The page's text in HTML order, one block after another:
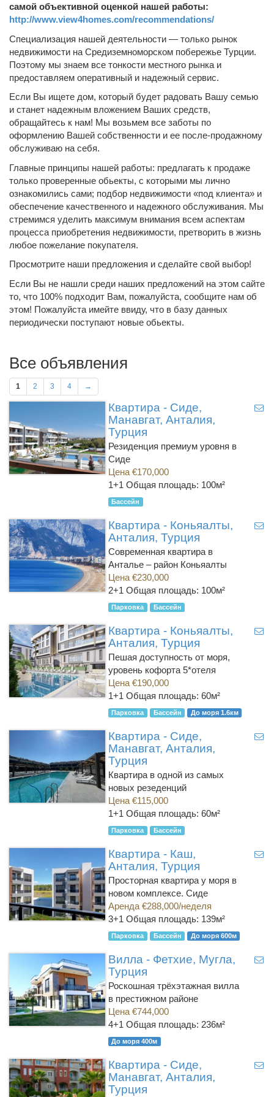
самой объективной оценкой нашей работы:
http://www.view4homes.com/recommendations/
Cпециализация нашей деятельности — только рынок
недвижимости на Средиземноморском побережье Турции.
Поэтому мы знаем все тонкости местного рынка и
предоставляем оперативный и надежный сервис.
Если Вы ищете дом, который будет радовать Вашу семью
и станет надежным вложением Ваших средств,
обращайтесь к нам! Мы возьмем все заботы по
оформлению Вашей собственности и ее после-продажному
обслуживаю на себя.
Главные принципы нашей работы: предлагать к продаже
только проверенные обьекты, с которыми мы лично
ознакомились сами; подбор недвижимости «под клиента» и
обеспечение качественного и надежного обслуживания. Мы
стремимся уделить максимум внимания всем аспектам
процесса приобретения недвижимости, претворить в жизнь
любое пожелание покупателя.
Просмотрите наши предложения и сделайте свой выбор!
Если Вы не нашли среди наших предложений на этом сайте
то, что 100% подходит Вам, пожалуйста, сообщите нам об
этом! Пожалуйста имейте ввиду, что в базу данных
периодически поступают новые обьекты.
Все объявления
1 2 3 4 →
Квартира - Сиде,
Манавгат, Анталия,
Турция
Резиденция премиум уровня в
Сиде
Цена €170,000
1+1 Общая площадь: 100м²
Бассейн
Квартира - Коньяалты,
Анталия, Турция
Современная квартира в
Анталье – район Коньяалты
Цена €230,000
2+1 Общая площадь: 100м²
Парковка Бассейн
Квартира - Коньяалты,
Анталия, Турция
Пешая доступность от моря,
уровень кофорта 5*отеля
Цена €190,000
1+1 Общая площадь: 60м²
Парковка Бассейн До моря 1.6км
Квартира - Сиде,
Манавгат, Анталия,
Турция
Квартира в одной из самых
новых резеденций
Цена €115,000
1+1 Общая площадь: 60м²
Парковка Бассейн
Квартира - Каш,
Анталия, Турция
Просторная квартира у моря в
новом комплексе. Сиде
Аренда €288,000/неделя
3+1 Общая площадь: 139м²
Парковка Бассейн До моря 600м
Вилла - Фетхие, Мугла,
Турция
Роскошная трёхэтажная вилла
в престижном районе
Цена €744,000
4+1 Общая площадь: 236м²
До моря 400м
Квартира - Сиде,
Манавгат, Анталия,
Турция